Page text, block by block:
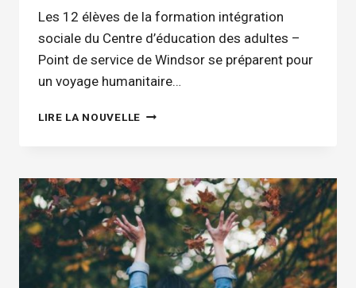
Les 12 élèves de la formation intégration
sociale du Centre d’éducation des adultes –
Point de service de Windsor se préparent pour
un voyage humanitaire…
LIRE LA NOUVELLEDES
D’ÉDUCATION
DES
ADULTES
DE
WINDSOR
PROPOSENT
DES